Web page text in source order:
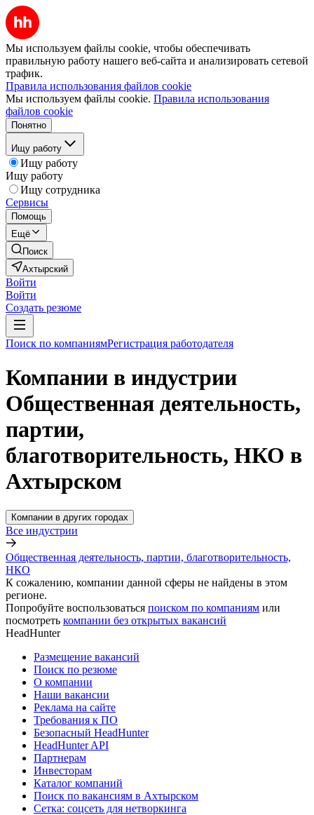
Мы используем файлы cookie, чтобы обеспечивать
правильную работу нашего веб-сайта и анализировать сетевой
трафик.
Правила использования файлов cookie
Мы используем файлы cookie. Правила использования
файлов cookie
Понятно
Ищу работу
Ищу работу
Ищу работу
Ищу сотрудника
Сервисы
Помощь
Ещё
Поиск
Ахтырский
Войти
Войти
Создать резюме
Поиск по компаниямРегистрация работодателя
Компании в индустрии
Общественная деятельность,
партии,
благотворительность, НКО в
Ахтырском
Компании в других городах
Все индустрии
Общественная деятельность, партии, благотворительность,
НКО
К сожалению, компании данной сферы не найдены в этом
регионе.
Попробуйте воспользоваться поиском по компаниям или
посмотреть компании без открытых вакансий
HeadHunter
Размещение вакансий
Поиск по резюме
О компании
Наши вакансии
Реклама на сайте
Требования к ПО
Безопасный HeadHunter
HeadHunter API
Партнерам
Инвесторам
Каталог компаний
Поиск по вакансиям в Ахтырском
Сетка: соцсеть для нетворкинга